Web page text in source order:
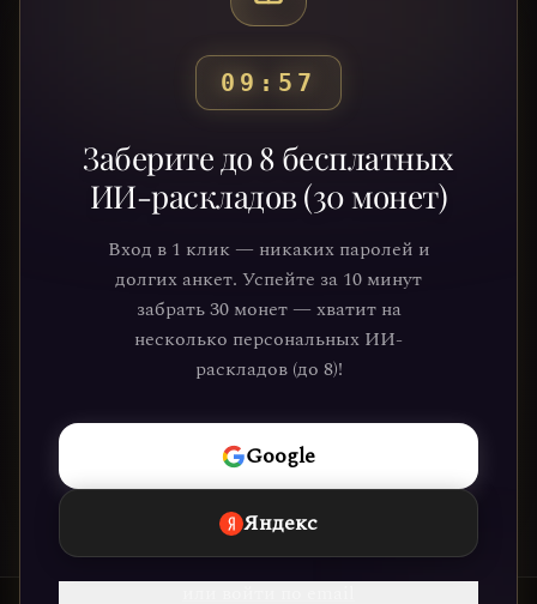
09:54
Заберите до 8 бесплатных
ИИ-раскладов (30 монет)
Вход в 1 клик — никаких паролей и
долгих анкет. Успейте за 10 минут
забрать 30 монет — хватит на
несколько персональных ИИ-
раскладов (до 8)!
Google
Яндекс
Готовы узнать свой
путь?
Присоединяйтесь к тысячам людей,
которые обрели ясность и понимание
через нашу платформу. Ваше
путешествие к себе уже ждёт.
НАЧАТЬ